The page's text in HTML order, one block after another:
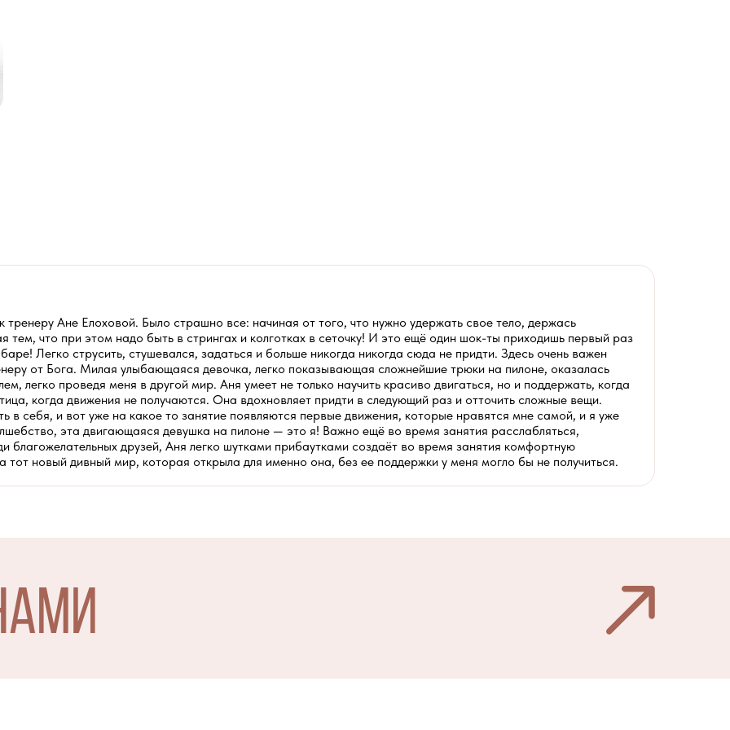
Ане Елоховой. Было страшно все: начиная от того, что нужно удержать свое тело, держась
тем, что при этом надо быть в стрингах и колготках в сеточку! И это ещё один шок-ты приходишь первый раз
Легко струсить, стушевался, задаться и больше никогда никогда сюда не придти. Здесь очень важен
от Бога. Милая улыбающаяся девочка, легко показывающая сложнейшие трюки на пилоне, оказалась
легко проведя меня в другой мир. Аня умеет не только научить красиво двигаться, но и поддержать, когда
когда движения не получаются. Она вдохновляет придти в следующий раз и отточить сложные вещи.
в себя, и вот уже на какое то занятие появляются первые движения, которые нравятся мне самой, и я уже
эта двигающаяся девушка на пилоне — это я! Важно ещё во время занятия расслабляться,
благожелательных друзей, Аня легко шутками прибаутками создаёт во время занятия комфортную
тот новый дивный мир, которая открыла для именно она, без ее поддержки у меня могло бы не получиться.